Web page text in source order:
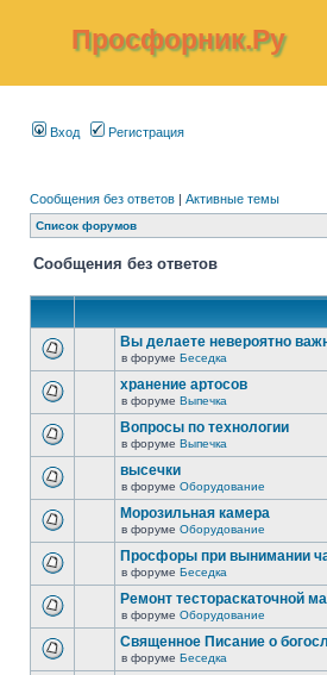
Просфорник.Ру
Вход Регистрация
Сообщения без ответов | Активные темы
Список форумов
Сообщения без ответов
Вы делаете невероятно
в форуме Беседка
хранение артосов
в форуме Выпечка
Вопросы по технологии
в форуме Выпечка
высечки
в форуме Оборудование
Морозильная камера
в форуме Оборудование
Просфоры при вынимании
в форуме Беседка
Ремонт тестораскаточной
в форуме Оборудование
Священное Писание о
в форуме Беседка